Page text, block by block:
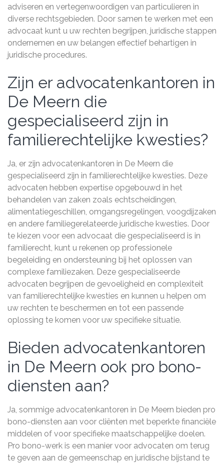
adviseren en vertegenwoordigen van particulieren in
diverse rechtsgebieden. Door samen te werken met een
advocaat kunt u uw rechten begrijpen, juridische stappen
ondernemen en uw belangen effectief behartigen in
juridische procedures.
Zijn er advocatenkantoren in
De Meern die
gespecialiseerd zijn in
familierechtelijke kwesties?
Ja, er zijn advocatenkantoren in De Meern die
gespecialiseerd zijn in familierechtelijke kwesties. Deze
advocaten hebben expertise opgebouwd in het
behandelen van zaken zoals echtscheidingen,
alimentatiegeschillen, omgangsregelingen, voogdijzaken
en andere familiegerelateerde juridische kwesties. Door
te kiezen voor een advocaat die gespecialiseerd is in
familierecht, kunt u rekenen op professionele
begeleiding en ondersteuning bij het oplossen van
complexe familiezaken. Deze gespecialiseerde
advocaten begrijpen de gevoeligheid en complexiteit
van familierechtelijke kwesties en kunnen u helpen om
uw rechten te beschermen en tot een passende
oplossing te komen voor uw specifieke situatie.
Bieden advocatenkantoren
in De Meern ook pro bono-
diensten aan?
Ja, sommige advocatenkantoren in De Meern bieden pro
bono-diensten aan voor cliënten met beperkte financiële
middelen of voor specifieke maatschappelijke doelen.
Pro bono-werk is een manier voor advocaten om terug
te geven aan de gemeenschap en juridische bijstand te